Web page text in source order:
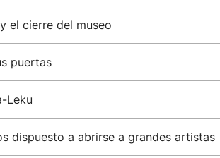
el cierre del museo
puertas
Leku
dispuesto a abrirse a grandes artistas